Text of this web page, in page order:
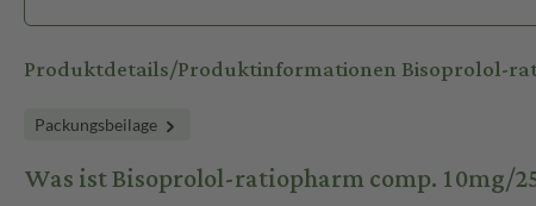
Produktdetails/Produktinformationen Bisoprolol-
Packungsbeilage
Was ist Bisoprolol-ratiopharm comp. 10mg/